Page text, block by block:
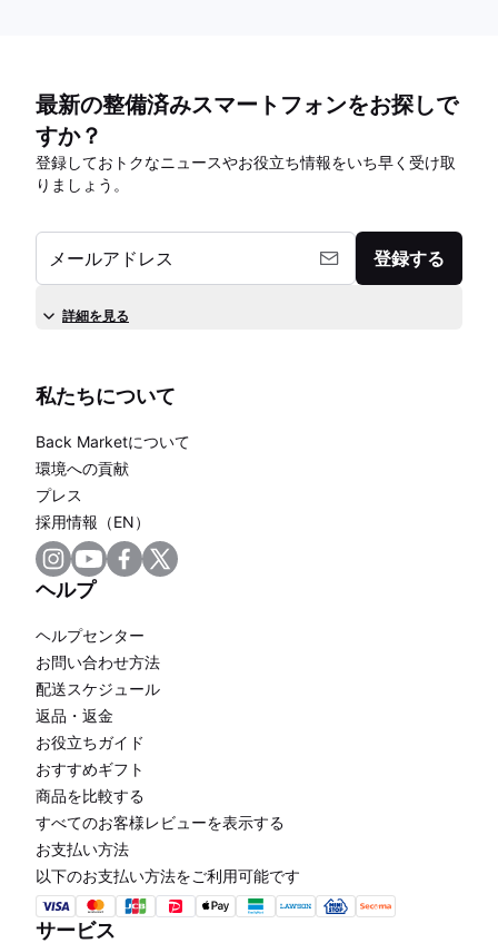
最新の整備済みスマートフォンをお探しで
すか？
登録しておトクなニュースやお役立ち情報をいち早く受け取
りましょう。
メールアドレス 登録する
詳細を見る
私たちについて
Back Marketについて
環境への貢献
プレス
採用情報（EN）
ヘルプ
ヘルプセンター
お問い合わせ方法
配送スケジュール
返品・返金
お役立ちガイド
おすすめギフト
商品を比較する
すべてのお客様レビューを表示する
お支払い方法
以下のお支払い方法をご利用可能です
サービス